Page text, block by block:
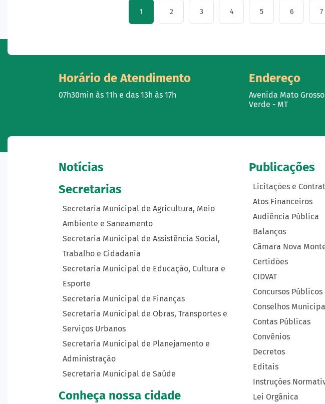
1 2 3 4 5 6 7
Horário de Atendimento
07h30min às 11h e das 13h às 17h
Endereço
Avenida Mato
Verde - MT
Notícias
Secretarias
Secretaria Municipal de Agricultura, Meio
Ambiente e Saneamento
Secretaria Municipal de Assistência Social,
Trabalho e Cidadania
Secretaria Municipal de Educação, Cultura e
Esporte
Secretaria Municipal de Finanças
Secretaria Municipal de Obras, Transportes e
Serviços Urbanos
Secretaria Municipal de Planejamento e
Administração
Secretaria Municipal de Saúde
Conheça nossa cidade
Publicações
Licitações e
Atos Financeiros
Audiência Pública
Balanços
Câmara Nova
Certidões
CIDVAT
Concursos Públicos
Conselhos
Contas Públicas
Convênios
Decretos
Editais
Instruções
Lei Orgânica